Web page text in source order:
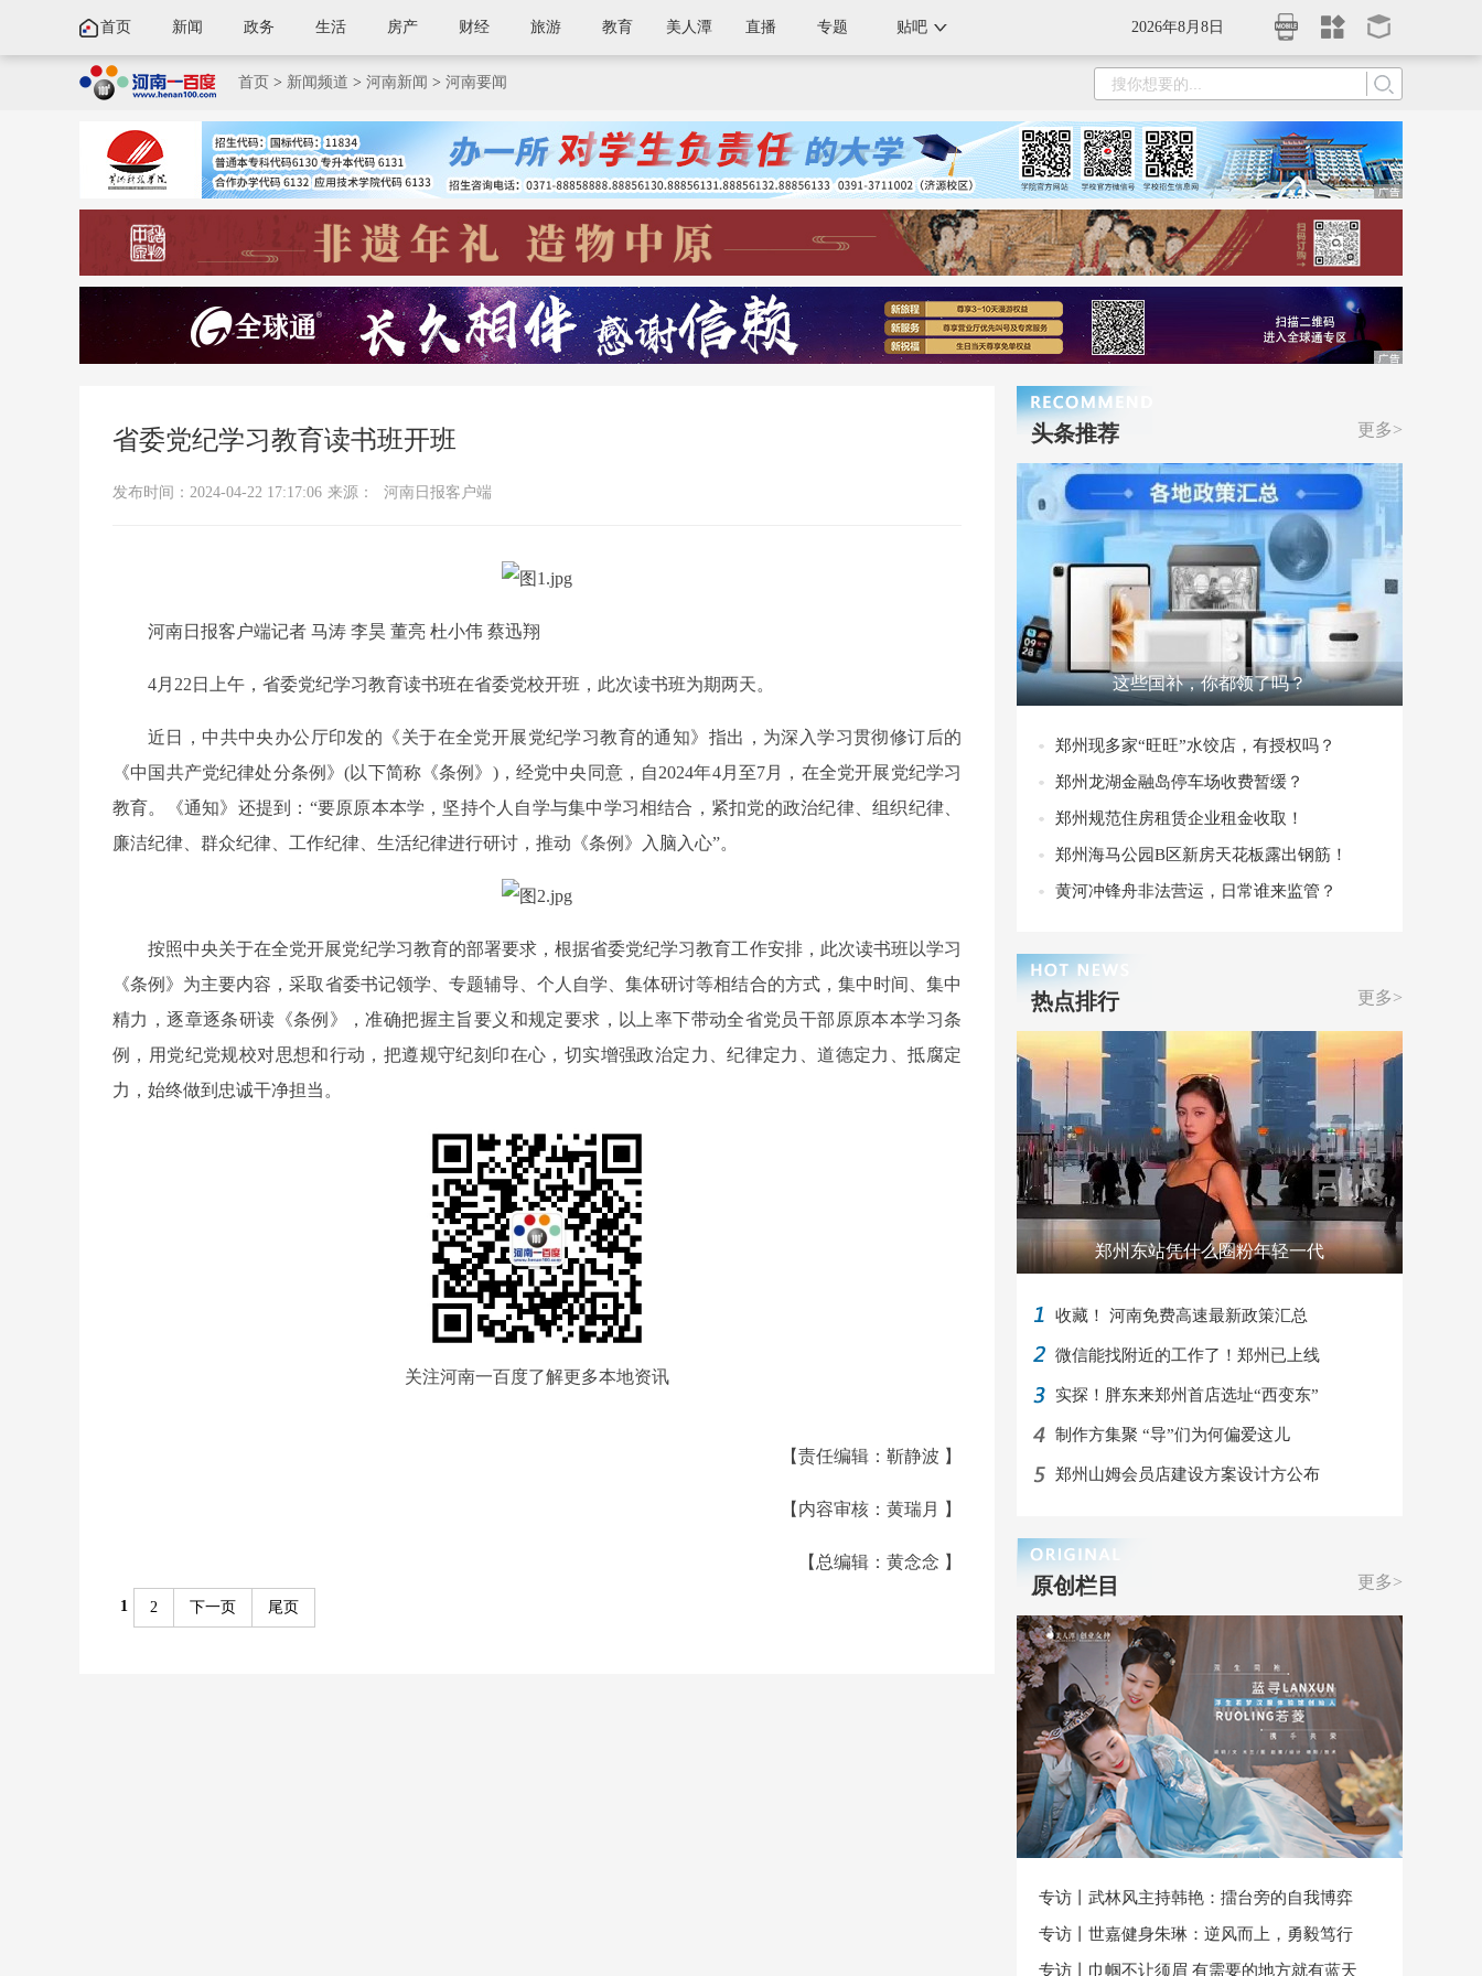
2026年8月8日
首页 新闻 政务 生活 房产 财经 旅游 教育 美人潭 直播 专题 贴吧
首页 > 新闻频道 > 河南新闻 > 河南要闻
省委党纪学习教育读书班开班
发布时间：2024-04-22 17:17:06 来源： 河南日报客户端
河南日报客户端记者 马涛 李昊 董亮 杜小伟 蔡迅翔
4月22日上午，省委党纪学习教育读书班在省委党校开班，此次读书班为期两天。
近日，中共中央办公厅印发的《关于在全党开展党纪学习教育的通知》指出，为深入学习贯彻修订后的
《中国共产党纪律处分条例》(以下简称《条例》)，经党中央同意，自2024年4月至7月，在全党开展党纪学习
教育。《通知》还提到：“要原原本本学，坚持个人自学与集中学习相结合，紧扣党的政治纪律、组织纪律、
廉洁纪律、群众纪律、工作纪律、生活纪律进行研讨，推动《条例》入脑入心”。
按照中央关于在全党开展党纪学习教育的部署要求，根据省委党纪学习教育工作安排，此次读书班以学习
《条例》为主要内容，采取省委书记领学、专题辅导、个人自学、集体研讨等相结合的方式，集中时间、集中
精力，逐章逐条研读《条例》，准确把握主旨要义和规定要求，以上率下带动全省党员干部原原本本学习条
例，用党纪党规校对思想和行动，把遵规守纪刻印在心，切实增强政治定力、纪律定力、道德定力、抵腐定
力，始终做到忠诚干净担当。
关注河南一百度了解更多本地资讯
【责任编辑：靳静波 】
【内容审核：黄瑞月 】
【总编辑：黄念念 】
1 2 下一页 尾页
更多>
头条推荐
这些国补，你都领了吗？
郑州现多家“旺旺”水饺店，有授权吗？
郑州龙湖金融岛停车场收费暂缓？
郑州规范住房租赁企业租金收取！
郑州海马公园B区新房天花板露出钢筋！
黄河冲锋舟非法营运，日常谁来监管？
更多>
热点排行
郑州东站凭什么圈粉年轻一代
收藏！ 河南免费高速最新政策汇总
微信能找附近的工作了！郑州已上线
实探！胖东来郑州首店选址“西变东”
制作方集聚 “导”们为何偏爱这儿
郑州山姆会员店建设方案设计方公布
更多>
原创栏目
专访丨武林风主持韩艳：擂台旁的自我博弈
专访丨世嘉健身朱琳：逆风而上，勇毅笃行
专访丨巾帼不让须眉 有需要的地方就有蓝天